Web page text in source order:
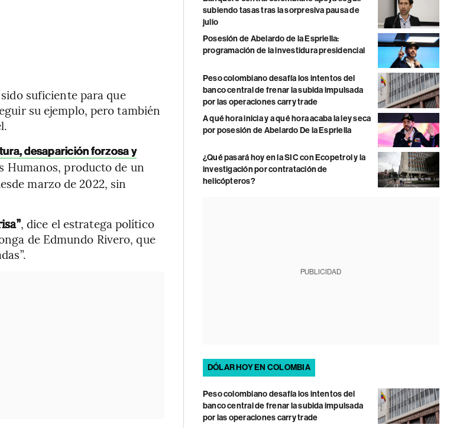
suficiente para que
su ejemplo, pero también
desaparición forzosa y
Humanos, producto de un
marzo de 2022, sin
, dice el estratega político
de Edmundo Rivero, que
subiendo tasas tras la sorpresiva pausa de
julio
Posesión de Abelardo de la Espriella:
programación de la investidura presidencial
Peso colombiano desafía los intentos del
banco central de frenar la subida impulsada
por las operaciones carry trade
A qué hora inicia y a qué hora acaba la ley seca
por posesión de Abelardo De la Espriella
¿Qué pasará hoy en la SIC con Ecopetrol y la
investigación por contratación de
helicópteros?
PUBLICIDAD
DÓLAR HOY EN COLOMBIA
Peso colombiano desafía los intentos del
banco central de frenar la subida impulsada
por las operaciones carry trade